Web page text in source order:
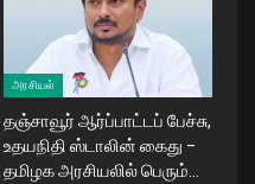
அரசியல்
தஞ்சாவூர் ஆர்ப்பாட்டப் பேச்சு,
உதயநிதி ஸ்டாலின் கைது –
தமிழக அரசியலில் பெரும்…